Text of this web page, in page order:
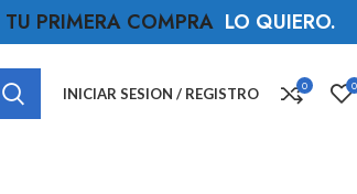
INICIAR SESION / REGISTRO 0 0
PRIMERA COMPRA LO QUIERO.